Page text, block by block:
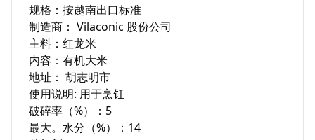
规格：按越南出口标准
制造商： Vilaconic 股份公司
主料：红龙米
内容：有机大米
地址： 胡志明市
使用说明: 用于烹饪
破碎率（%）：5
最大。水分（%）：14